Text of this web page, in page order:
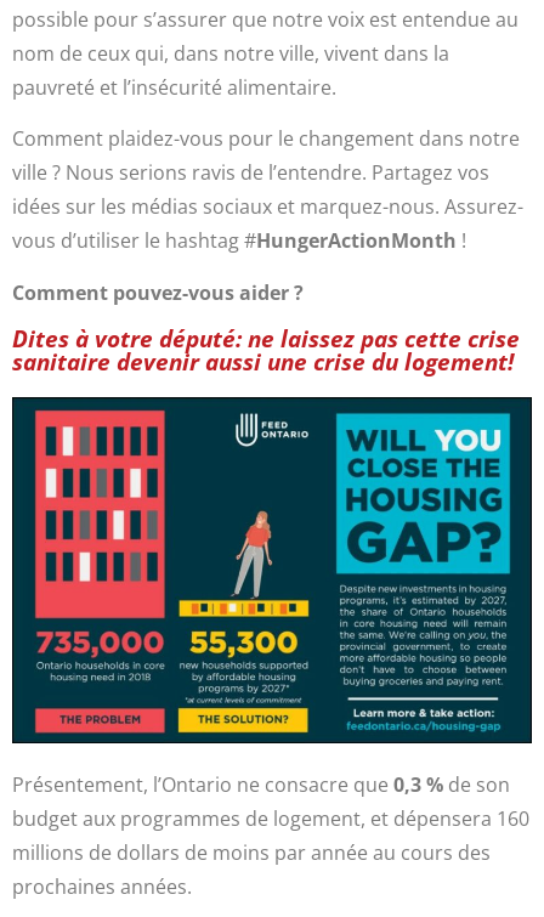
possible pour s’assurer que notre voix est entendue au
nom de ceux qui, dans notre ville, vivent dans la
pauvreté et l’insécurité alimentaire.
Comment plaidez-vous pour le changement dans notre
ville ? Nous serions ravis de l’entendre. Partagez vos
idées sur les médias sociaux et marquez-nous. Assurez-
vous d’utiliser le hashtag #HungerActionMonth !
Comment pouvez-vous aider ?
Dites à votre député: ne laissez pas cette crise
sanitaire devenir aussi une crise du logement!
Présentement, l’Ontario ne consacre que 0,3 % de son
budget aux programmes de logement, et dépensera 160
millions de dollars de moins par année au cours des
prochaines années.